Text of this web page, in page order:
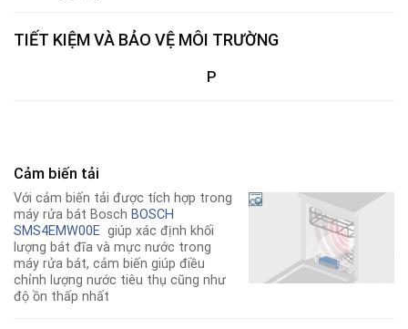
TIẾT KIỆM VÀ BẢO VỆ MÔI TRƯỜNG
P
Cảm biến tải
Với cảm biến tải được tích hợp trong
máy rửa bát Bosch BOSCH
SMS4EMW00E giúp xác định khối
lượng bát đĩa và mực nước trong
máy rửa bát, cảm biến giúp điều
chỉnh lượng nước tiêu thụ cũng như
độ ồn thấp nhất